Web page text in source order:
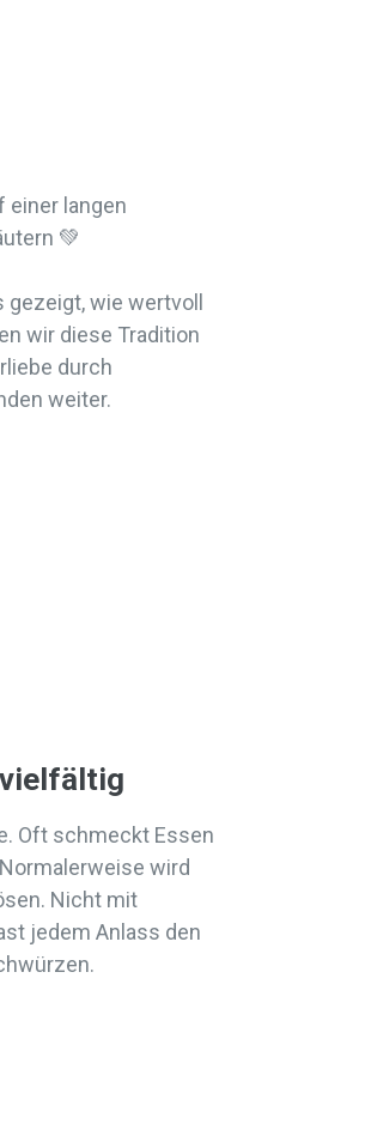
einer langen
💚
wie wertvoll
wir diese Tradition
durch
weiter.
vielfältig
Oft schmeckt Essen
wird
Nicht mit
jedem Anlass den